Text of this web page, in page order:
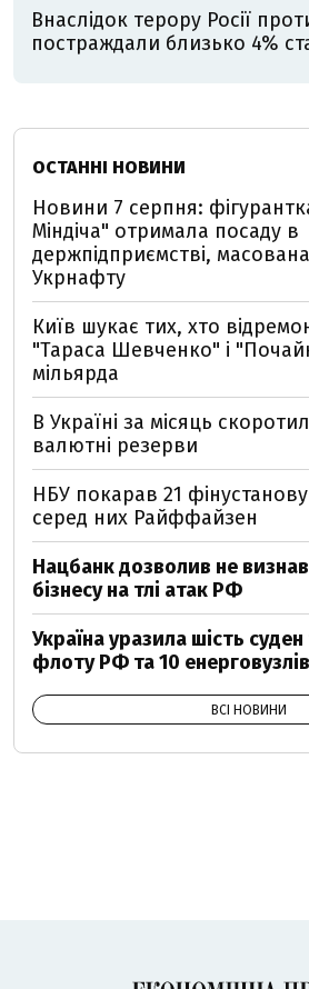
Внаслідок терору Росії
постраждали близько 4%
ОСТАННІ НОВИНИ
Новини 7 серпня:
Міндіча" отримала посаду в
держпідприємстві,
Укрнафту
Київ шукає тих, хто
"Тараса Шевченко" і
мільярда
В Україні за місяць
валютні резерви
НБУ покарав 21
серед них Райффайзен
Нацбанк дозволив не
бізнесу на тлі атак РФ
Україна уразила шість суден
флоту РФ та 10 енерговузлів
ВСІ НОВИНИ